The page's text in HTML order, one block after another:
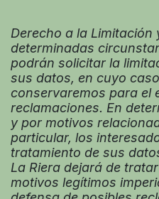
Derecho a la Limitación
determinadas
podrán solicitar la
sus datos, en cuyo
conservaremos para el
reclamaciones. En
y por motivos
particular, los
tratamiento de sus
La Riera dejará de
motivos legítimos